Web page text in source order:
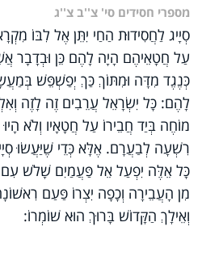
מספרי חסידים סי' צ''ב צ''ג
סְיָיג לַחֲסִידוּת הַחַי יִתֵּן אֶל לִבּוֹ
עַל חֲטָאֵיהֶם הָיָה לָהֶם כֵּן וּבְדָבָר
כְּנֶגֶד מִדָּה וּמִתּוֹךְ כַּךְ יְפַשְׁפֵּשׁ
לָהֶם: כָּל יִשְׂרָאֵל עֲרֵבִים זֶה לָזֶה
מוֹחֶה בְּיַד חֲבֵירוֹ עַל חֲטָאָיו וְלֹא
רִשְׁעָה לְבַעֲרָם. אֶלָּא כְּדֵי שֶׁיַּעֲשׂוּ
כָּל אֵלֶּה יִפְעַל אֵל פַּעֲמַיִם שָׁלֹש עִם
מִן הָעֲבֵירָה וְכָפָה יִצְרוֹ פַּעַם
וְאֵילָךְ הַקָּדוֹשׁ בָּרוּךְ הוּא שׁוֹמְרוֹ: